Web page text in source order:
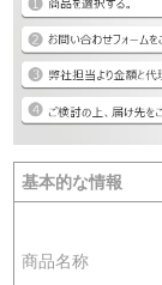
基本的な情報
商品名称